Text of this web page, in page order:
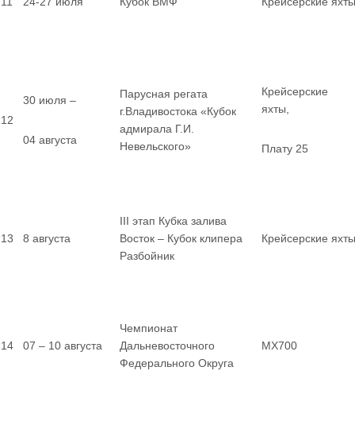
12
30 июля –
04 августа
Парусная регата
г.Владивостока «Кубок
адмирала Г.И.
Невельского»
Крейсерские
яхты,
Плату 25
13 8 августа
III этап Кубка залива
Восток – Кубок клипера
Разбойник
Крейсерские яхты
14 07 – 10 августа
Чемпионат
Дальневосточного
Федерального Округа
MX700